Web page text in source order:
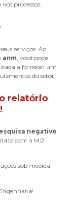
processos.
serviços. Ao
anm, você pode
a fornecer um
do setor.
relatório
!
negativo
com a Mi2
sob medida